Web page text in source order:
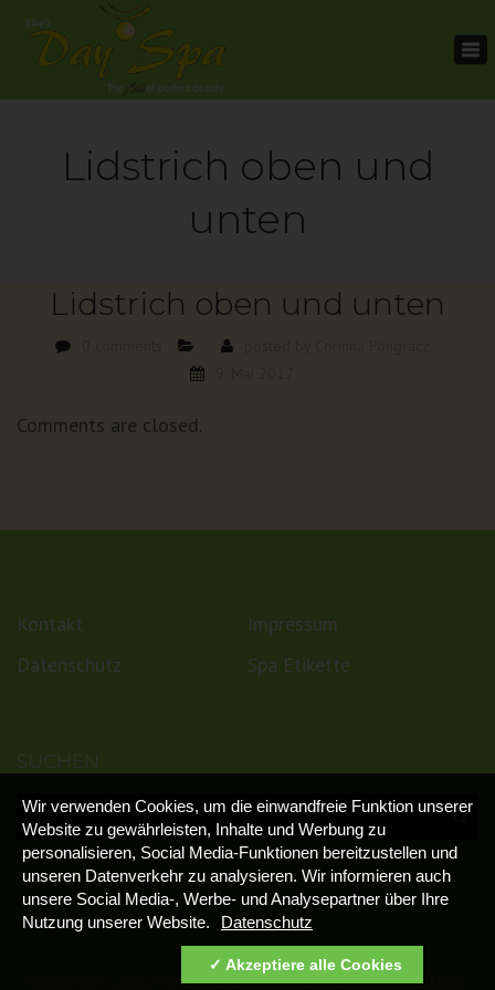
Lidstrich oben und
unten
Lidstrich oben und unten
Comments are closed.
Kontakt
Impressum
Datenschutz
Spa Etikette
SUCHEN
Copyright 2017 Spa GmbH, Alle Rechte vorbehalten.
Wir verwenden Cookies, um die einwandfreie Funktion unserer
Website zu gewährleisten, Inhalte und Werbung zu
personalisieren, Social Media-Funktionen bereitzustellen und
unseren Datenverkehr zu analysieren. Wir informieren auch
unsere Social Media-, Werbe- und Analysepartner über Ihre
Nutzung unserer Website.
Datenschutz
Akzeptiere alle Cookies